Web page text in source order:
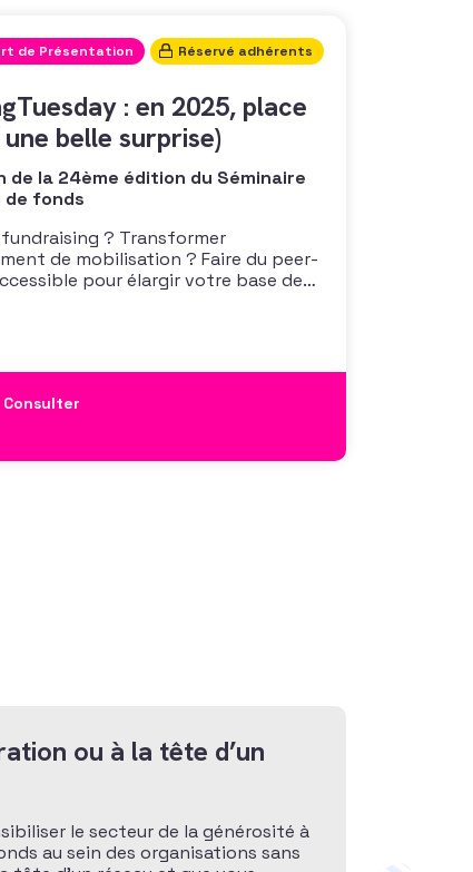
de Présentation Réservé adhérents
: en 2025, place
belle surprise)
la 24ème édition du Séminaire
de fonds
? Transformer
de mobilisation ? Faire du peer-
pour élargir votre base de
Consulter
ou à la tête d’un
le secteur de la générosité à
au sein des organisations sans